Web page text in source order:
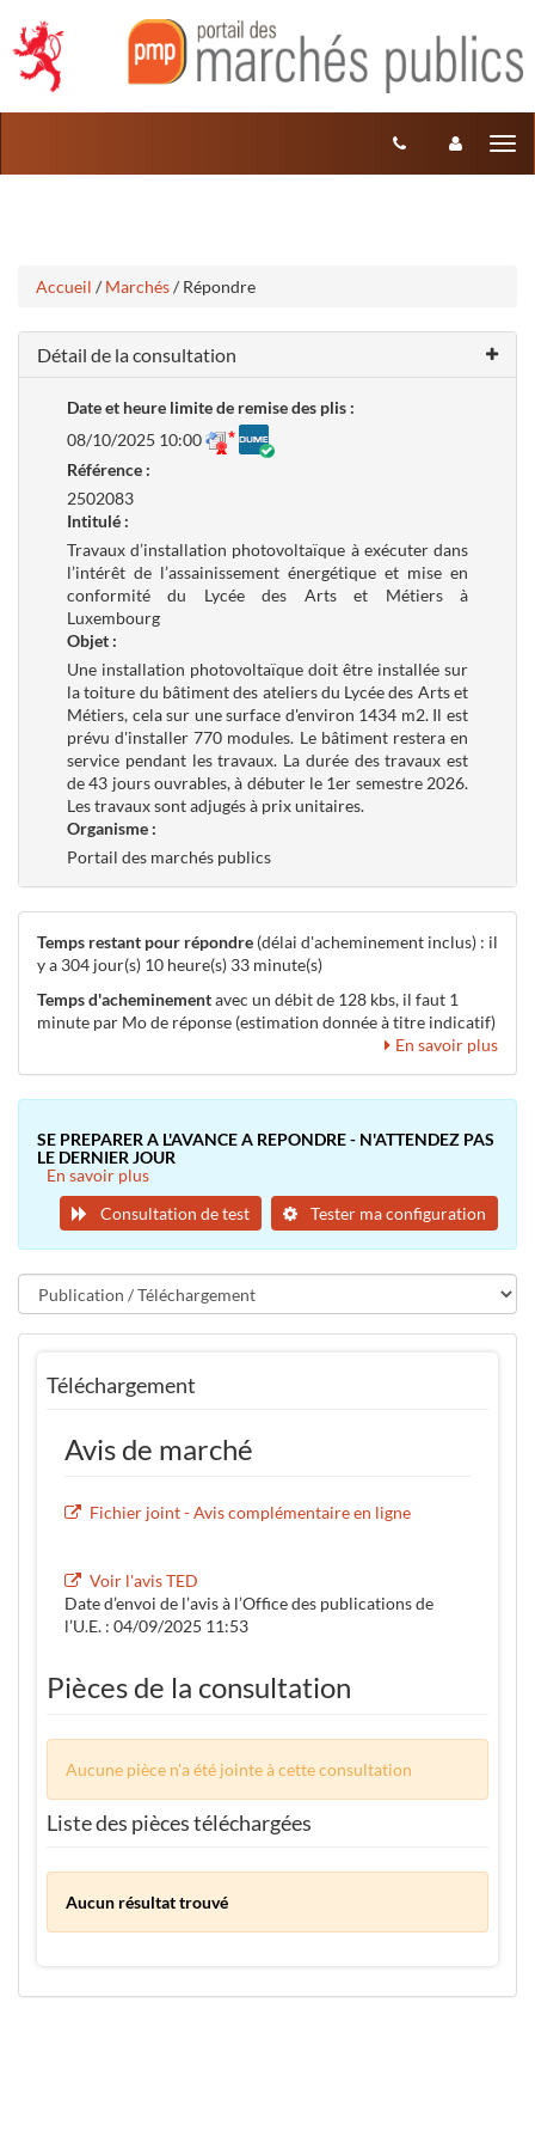
contenu
Accueil / Marchés/ Répondre
Détail de la consultation
Date et heure limite de remise des plis :
08/10/2025 10:00
Référence :
2502083
Intitulé :
Travaux d’installation photovoltaïque à exécuter dans
l’intérêt de l’assainissement énergétique et mise en
conformité du Lycée des Arts et Métiers à
Luxembourg
Objet :
Une installation photovoltaïque doit être installée sur
la toiture du bâtiment des ateliers du Lycée des Arts et
Métiers, cela sur une surface d'environ 1434 m2. Il est
prévu d'installer 770 modules. Le bâtiment restera en
service pendant les travaux. La durée des travaux est
de 43 jours ouvrables, à débuter le 1er semestre 2026.
Les travaux sont adjugés à prix unitaires.
Organisme :
Portail des marchés publics
Temps restant pour répondre (délai d'acheminement inclus) : il
y a 304 jour(s) 10 heure(s) 33 minute(s)
Temps d'acheminementavec un débit de 128 kbs, il faut 1
minute par Mo de réponse (estimation donnée à titre indicatif)
En savoir plus
SE PREPARER A L'AVANCE A REPONDRE - N'ATTENDEZ PAS
LE DERNIER JOUR
En savoir plus
Tester ma configuration
Consultation de test
Téléchargement
Avis de marché
Fichier joint - Avis complémentaire en ligne
Voir l'avis TED
Date d’envoi de l’avis à l’Office des publications de
l’U.E. : 04/09/2025 11:53
Pièces de la consultation
Aucune pièce n'a été jointe à cette consultation
Liste des pièces téléchargées
Aucun résultat trouvé